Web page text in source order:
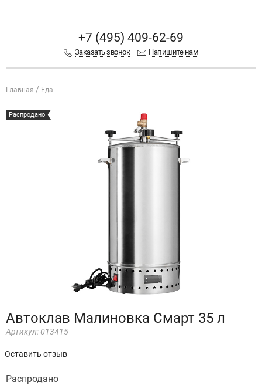
+7 (495) 409-62-69
Заказать звонок Напишите нам
Главная Еда
Распродано
Автоклав Малиновка Смарт 35 л
Артикул: 013415
Оставить отзыв
Распродано